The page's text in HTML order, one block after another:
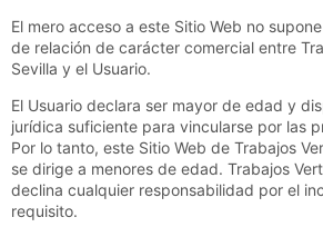
El mero acceso a este Sitio Web no
de relación de carácter comercial entre
Sevilla y el Usuario.
El Usuario declara ser mayor de edad y
jurídica suficiente para vincularse por las
Por lo tanto, este Sitio Web de Trabajos
se dirige a menores de edad. Trabajos
declina cualquier responsabilidad por el
requisito.